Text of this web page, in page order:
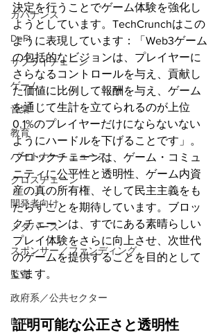
ガバナンス
DeFi
サプライチェーン
ゲーム
音楽
教育
パートナー・ニュース
クロスチェーン
開発者向け
メタバース
スポンサー／ファンディング
監査
政府系／公共セクター
DAO
決定を行うことでゲーム体験を強化し
ようとしています。TechCrunchはこの
ように表現しています：「Web3ゲーム
の包括的なビジョンは、プレイヤーに
さらなるコントロールを与え、貢献し
た価値に比例して報酬を与え、ゲーム
を通じて生計を立てられるのが上位
0.1%のプレイヤーだけにならないない
ようにハードルを下げることです」。
ブロックチェーンは、ゲーム・コミュ
ニティに公平性と透明性、ゲーム内資
産の真の所有権、そして民主主義をも
たらすことを期待しています。ブロッ
クチェーンは、すでにある素晴らしい
プレイ体験をさらに向上させ、次世代
のゲームを提供することを目的として
います。
証明可能な公正さと透明性